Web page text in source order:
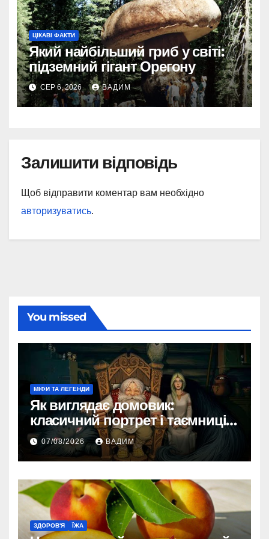
ЦІКАВІ ФАКТИ
Який найбільший гриб у світі:
підземний гігант Орегону
СЕР 6, 2026 ВАДИМ
Залишити відповідь
Щоб відправити коментар вам необхідно
авторизуватись.
You missed
МІФИ ТА ЛЕГЕНДИ
Як виглядає домовик:
класичний портрет і таємниці
зовнішності
07/08/2026 ВАДИМ
ЗДОРОВ'Я ЇЖА